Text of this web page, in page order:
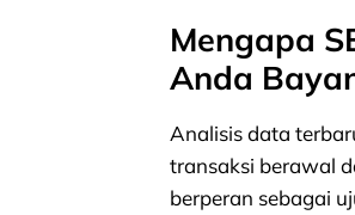
Mengapa
Anda
Analisis data
transaksi berawal
berperan sebagai